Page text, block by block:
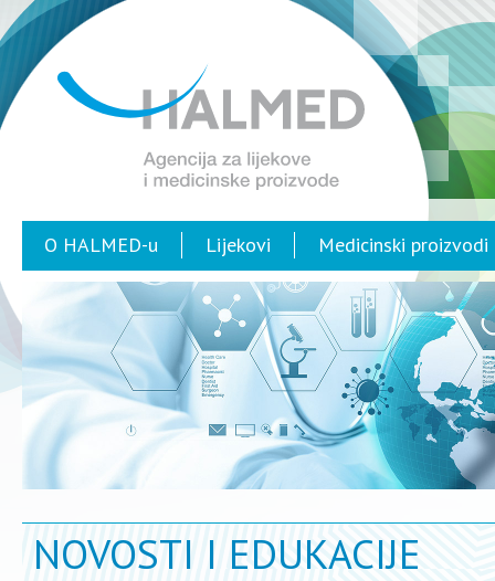
O HALMED-u Lijekovi Medicinski proizvodi
NOVOSTI I EDUKACIJE